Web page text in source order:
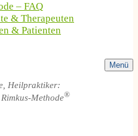
– FAQ
& Therapeuten
& Patienten
Menü
Heilpraktiker:
Methode®